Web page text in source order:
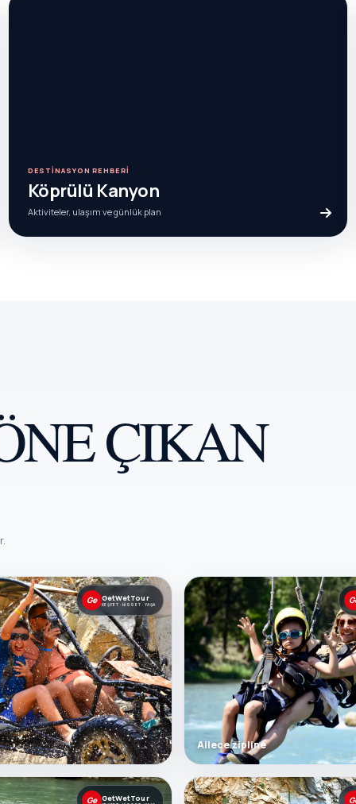
DESTINASYON REHBERI
Köprülü Kanyon
Aktiviteler, ulaşım ve günlük plan
ÇIKAN
Ge GetWetTour
KEŞFET · HISSET · YAŞA
Ailece zipline
Ge GetWetTour